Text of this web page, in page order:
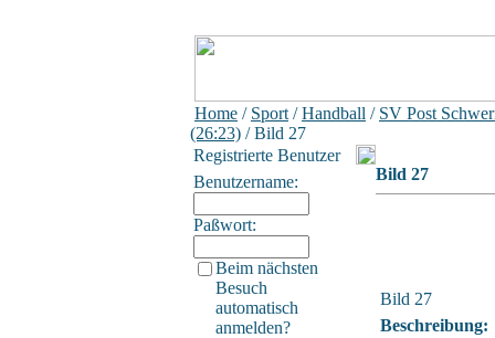
Home / Sport /Handball / SV Post
(26:23) / Bild 27
Registrierte Benutzer
Benutzername:
Paßwort:
Beim nächsten
Besuch
automatisch
anmelden?
Bild 27
Bild 27
Beschreibung: